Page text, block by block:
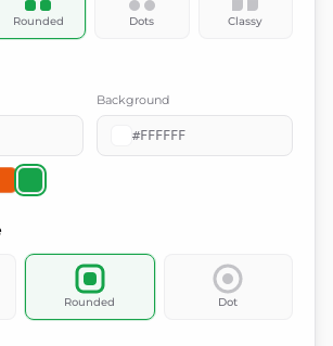
Rounded Dots Classy
Background
#FFFFFF
Rounded Dot